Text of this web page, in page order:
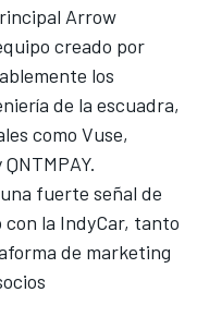
Arrow
creado por
los
de la escuadra,
como Vuse,
fuerte señal de
la IndyCar, tanto
de marketing